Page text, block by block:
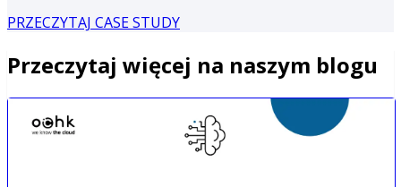
PRZECZYTAJ CASE STUDY
Przeczytaj więcej na naszym blogu